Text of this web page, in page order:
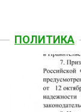
ПОЛИТИКА